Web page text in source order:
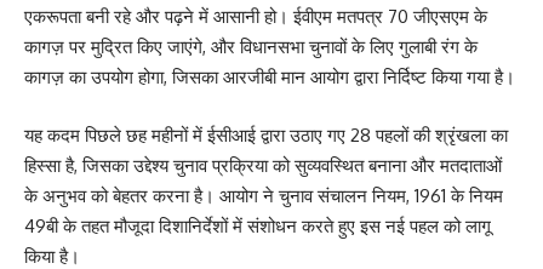
एकरूपता बनी रहे और पढ़ने में आसानी हो। ईवीएम मतपत्र 70 जीएसएम के
कागज़ पर मुद्रित किए जाएंगे, और विधानसभा चुनावों के लिए गुलाबी रंग के
कागज़ का उपयोग होगा, जिसका आरजीबी मान आयोग द्वारा निर्दिष्ट किया गया है।
यह कदम पिछले छह महीनों में ईसीआई द्वारा उठाए गए 28 पहलों की श्रृंखला का
हिस्सा है, जिसका उद्देश्य चुनाव प्रक्रिया को सुव्यवस्थित बनाना और मतदाताओं
के अनुभव को बेहतर करना है। आयोग ने चुनाव संचालन नियम, 1961 के नियम
49बी के तहत मौजूदा दिशानिर्देशों में संशोधन करते हुए इस नई पहल को लागू
किया है।